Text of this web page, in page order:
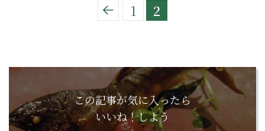
1 2
この記事が気に入ったら
いいね！しよう